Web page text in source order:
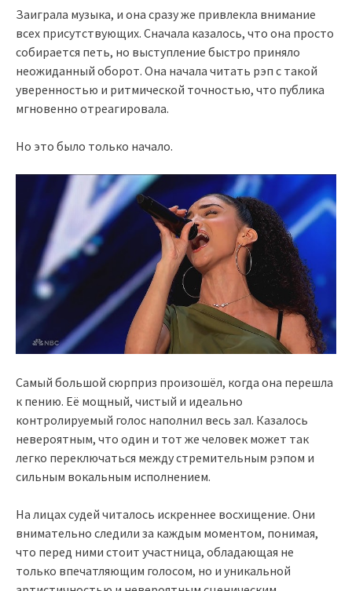
Заиграла музыка, и она сразу же привлекла внимание
всех присутствующих. Сначала казалось, что она просто
собирается петь, но выступление быстро приняло
неожиданный оборот. Она начала читать рэп с такой
уверенностью и ритмической точностью, что публика
мгновенно отреагировала.
Но это было только начало.
Самый большой сюрприз произошёл, когда она перешла
к пению. Её мощный, чистый и идеально
контролируемый голос наполнил весь зал. Казалось
невероятным, что один и тот же человек может так
легко переключаться между стремительным рэпом и
сильным вокальным исполнением.
На лицах судей читалось искреннее восхищение. Они
внимательно следили за каждым моментом, понимая,
что перед ними стоит участница, обладающая не
только впечатляющим голосом, но и уникальной